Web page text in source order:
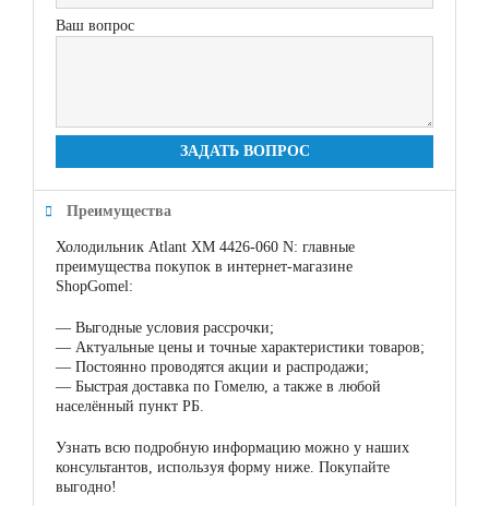
Ваш вопрос
ЗАДАТЬ ВОПРОС
Преимущества
Холодильник Atlant ХМ 4426-060 N: главные
преимущества покупок в интернет-магазине
ShopGomel:
— Выгодные условия рассрочки;
— Актуальные цены и точные характеристики товаров;
— Постоянно проводятся акции и распродажи;
— Быстрая доставка по Гомелю, а также в любой
населённый пункт РБ.
Узнать всю подробную информацию можно у наших
консультантов, используя форму ниже. Покупайте
выгодно!